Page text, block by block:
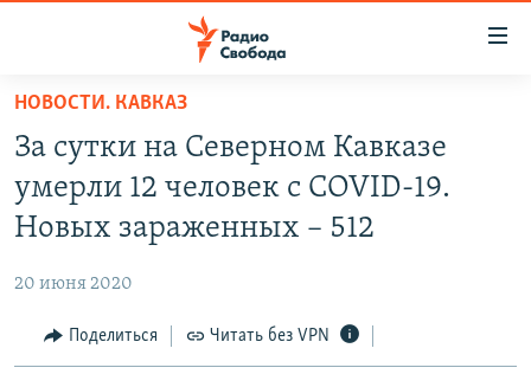
упрощенного
доступа
основному
Вернутся
ПОДКАСТЫ
АВТОРСКИЕ ПРОЕКТЫ
МНЕНИЯ
КУЛЬТУРА
НОВОСТИ. КАВКАЗ
За сутки на Северном Кавказе
умерли 12 человек с COVID-19.
Новых зараженных – 512
20 июня 2020
Поделиться Читать без VPN